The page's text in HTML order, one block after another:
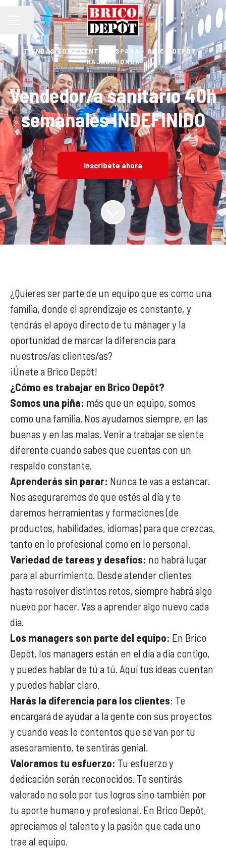
MENÚ DE EMPLEO
Compartir página
TIENDAS ZONA CENTRO ESPAÑA · BRICO DEPÔT -
MAJADAHONDA
Vendedor/a sanitario 40h
semanales INDEFINIDO
Inscríbete ahora
¿Quieres ser parte de un equipo que es como una
familia, donde el aprendizaje es constante, y
tendrás el apoyo directo de tu mánager y la
oportunidad de marcar la diferencia para
nuestros/as clientes/as?
¡Únete a Brico Depôt!
¿Cómo es trabajar en Brico Depôt?
Somos una piña: más que un equipo, somos
como una familia. Nos ayudamos siempre, en las
buenas y en las malas. Venir a trabajar se siente
diferente cuando sabes que cuentas con un
respaldo constante.
Aprenderás sin parar: Nunca te vas a estancar.
Nos aseguraremos de que estés al día y te
daremos herramientas y formaciones (de
productos, habilidades, idiomas) para que crezcas,
tanto en lo profesional como en lo personal.
Variedad de tareas y desafíos: no habrá lugar
para el aburrimiento. Desde atender clientes
hasta resolver distintos retos, siempre habrá algo
nuevo por hacer. Vas a aprender algo nuevo cada
día.
Los managers son parte del equipo: En Brico
Depôt, los managers están en el día a día contigo,
y puedes hablar de tú a tú. Aquí tus ideas cuentan
y puedes hablar claro.
Harás la diferencia para los clientes: Te
encargará de ayudar a la gente con sus proyectos
y cuando veas lo contentos que se van por tu
asesoramiento, te sentirás genial.
Valoramos tu esfuerzo: Tu esfuerzo y
dedicación serán reconocidos. Te sentirás
valorado no solo por tus logros sino también por
tu aporte humano y profesional. En Brico Depôt,
apreciamos el talento y la pasión que cada uno
trae al equipo.